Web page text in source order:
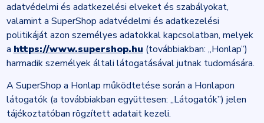
adatvédelmi és adatkezelési elveket és szabályokat,
valamint a SuperShop adatvédelmi és adatkezelési
politikáját azon személyes adatokkal kapcsolatban, melyek
a https://www.supershop.hu (továbbiakban: „Honlap”)
harmadik személyek általi látogatásával jutnak tudomására.
A SuperShop a Honlap működtetése során a Honlapon
látogatók (a továbbiakban együttesen: „Látogatók”) jelen
tájékoztatóban rögzített adatait kezeli.